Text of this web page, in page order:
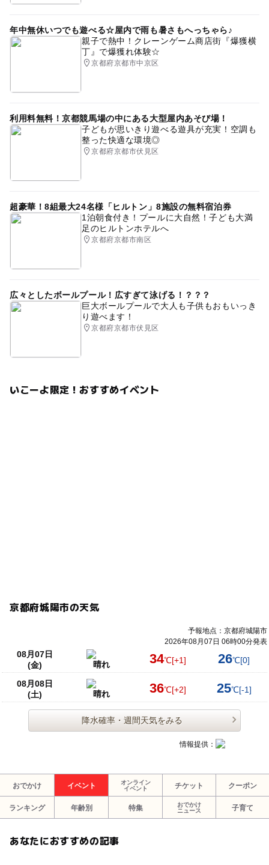
年中無休いつでも遊べる☆屋内で雨も暑さもへっちゃら♪
親子で熱中！クレーンゲーム商店街『爆獲横
丁』で爆獲れ体験☆
京都府京都市中京区
利用料無料！京都競馬場の中にある大型屋内あそび場！
子どもが思いきり遊べる遊具が充実！空調も
整った快適な環境◎
京都府京都市伏見区
超豪華！8組最大24名様「ヒルトン」8施設の無料宿泊券
1泊朝食付き！プールに大自然！子ども大満
足のヒルトンホテルへ
京都府京都市南区
広々としたボールプール！広すぎて泳げる！？？？
巨大ボールプールで大人も子供もおもいっき
り遊べます！
京都府京都市伏見区
いこーよ限定！おすすめイベント
京都府城陽市の天気
予報地点：京都府城陽市
2026年08月07日 06時00分発表
08月07日
(金)
晴れ 34℃[+1] 26℃[0]
08月08日
(土)
晴れ 36℃[+2] 25℃[-1]
降水確率・週間天気をみる
情報提供：
おでかけ イベント
オンライン
イベント
チケット クーポン
ランキング 年齢別 特集
おでかけ
ニュース
子育て
あなたにおすすめの記事